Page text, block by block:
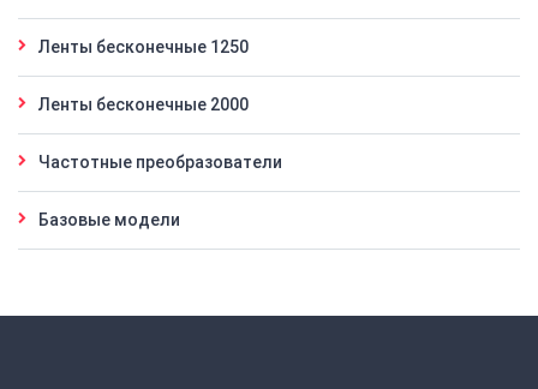
Ленты бесконечные 1250
Ленты бесконечные 2000
Частотные преобразователи
Базовые модели